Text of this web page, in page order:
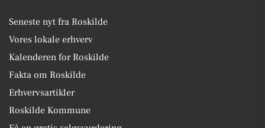
Seneste nyt fra Roskilde
Vores lokale erhverv
Kalenderen for Roskilde
Fakta om Roskilde
Erhvervsartikler
Roskilde Kommune